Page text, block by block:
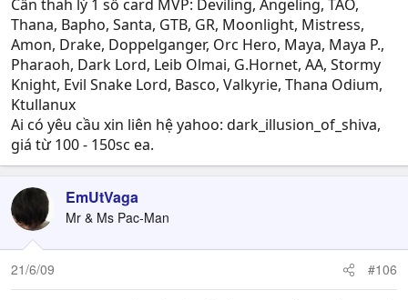
_ Nếu như bạn VN vào chơi đôg thì Bunk sẽ kiếm 1 Go
nèo đó ít ng` cho đỡ lag, rùj ngồi 8. Nhưg Bunk nghĩ vào
server thì ai cũg lo farm thuj, hok có rảh ngồi 8 chuyện
đâu, hjhj.
Cần thah lý 1 số card MVP: Deviling, Angeling, TAO,
Thana, Bapho, Santa, GTB, GR, Moonlight, Mistress,
Amon, Drake, Doppelganger, Orc Hero, Maya, Maya P.,
Pharaoh, Dark Lord, Leib Olmai, G.Hornet, AA, Stormy
Knight, Evil Snake Lord, Basco, Valkyrie, Thana Odium,
Ktullanux
Ai có yêu cầu xin liên hệ yahoo: dark_illusion_of_shiva,
giá từ 100 - 150sc ea.
EmUtVaga
Mr & Ms Pac-Man
21/6/09 #106